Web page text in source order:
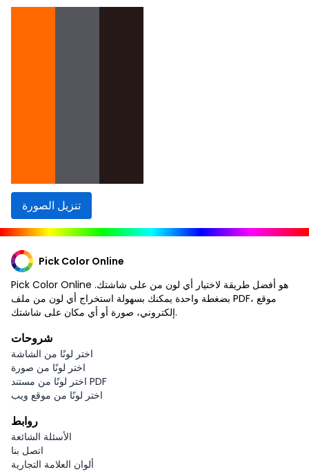
تنزيل الصورة
Pick Color Online
Pick Color Online هو أفضل طريقة لاختيار أي لون من على شاشتك.
بضغطة واحدة يمكنك بسهولة استخراج أي لون من ملف PDF، موقع
إلكتروني، صورة أو أي مكان على شاشتك.
شروحات
اختر لونًا من الشاشة
اختر لونًا من صورة
اختر لونًا من مستند PDF
اختر لونًا من موقع ويب
روابط
الأسئلة الشائعة
اتصل بنا
ألوان العلامة التجارية